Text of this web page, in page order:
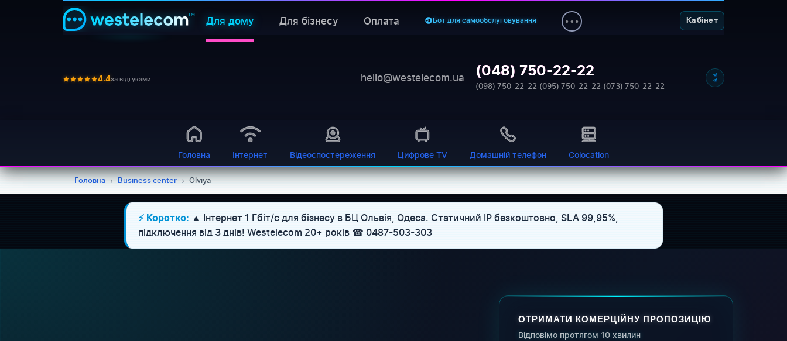
Для дому Для бізнесу Оплата Бот для самообслуговування Кабінет
4.4за відгуками hello@westelecom.ua (048) 750-22-22
(098) 750-22-22·(095) 750-22-22·(073) 750-22-22
Головна Інтернет Відеоспостереження Цифрове TV Домашній телефон Colocation
Головна › Business center › Olviya
⚡ Коротко: ▲ Інтернет 1 Гбіт/с для бізнесу в БЦ Ольвія, Одеса. Статичний IP безкоштовно, SLA 99,95%,
підключення від 3 днів! Westelecom 20+ років ☎ 0487-503-303
ОТРИМАТИ КОМЕРЦІЙНУ ПРОПОЗИЦІЮ
Відповімо протягом 10 хвилин